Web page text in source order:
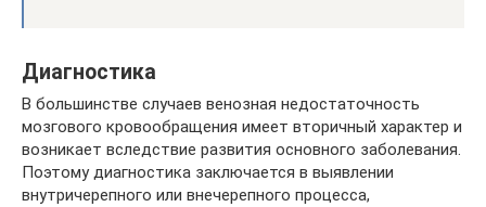
Диагностика
В большинстве случаев венозная недостаточность
мозгового кровообращения имеет вторичный характер и
возникает вследствие развития основного заболевания.
Поэтому диагностика заключается в выявлении
внутричерепного или внечерепного процесса,